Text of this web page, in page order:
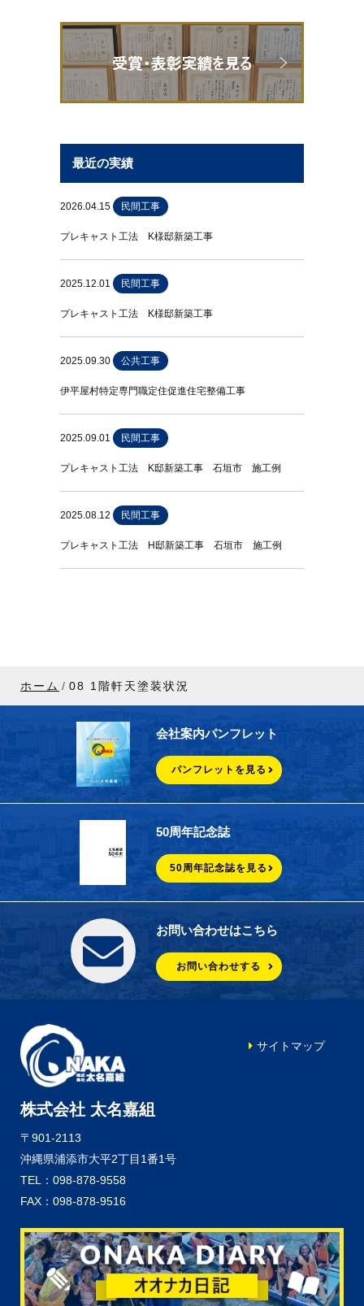
最近の実績
2026.04.15 民間工事
プレキャスト工法 K様邸新築工事
2025.12.01 民間工事
プレキャスト工法 K様邸新築工事
2025.09.30 公共工事
伊平屋村特定専門職定住促進住宅整備工事
2025.09.01 民間工事
プレキャスト工法 K邸新築工事 石垣市 施工例
2025.08.12 民間工事
プレキャスト工法 H邸新築工事 石垣市 施工例
ホーム 08 1階軒天塗装状況
会社案内パンフレット
パンフレットを見る
50周年記念誌
50周年記念誌を見る
お問い合わせはこちら
お問い合わせする
株式会社 太名嘉組
〒901-2113
沖縄県浦添市大平2丁目1番1号
TEL：098-878-9558
FAX：098-878-9516
サイトマップ